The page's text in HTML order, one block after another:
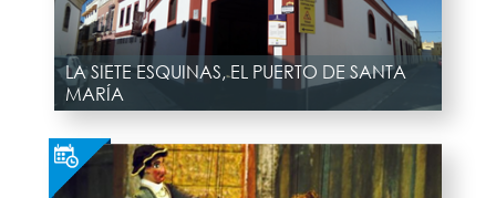
LA SIETE ESQUINAS, EL PUERTO DE SANTA
MARÍA